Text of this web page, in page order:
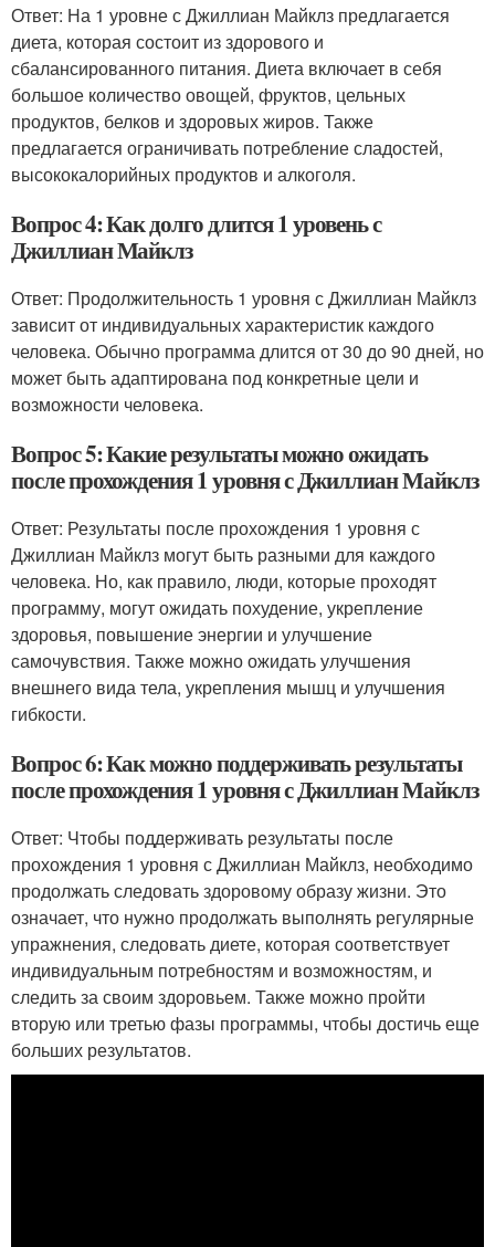
Ответ: На 1 уровне с Джиллиан Майклз предлагается
диета, которая состоит из здорового и
сбалансированного питания. Диета включает в себя
большое количество овощей, фруктов, цельных
продуктов, белков и здоровых жиров. Также
предлагается ограничивать потребление сладостей,
высококалорийных продуктов и алкоголя.
Вопрос 4: Как долго длится 1 уровень с
Джиллиан Майклз
Ответ: Продолжительность 1 уровня с Джиллиан Майклз
зависит от индивидуальных характеристик каждого
человека. Обычно программа длится от 30 до 90 дней, но
может быть адаптирована под конкретные цели и
возможности человека.
Вопрос 5: Какие результаты можно ожидать
после прохождения 1 уровня с Джиллиан Майклз
Ответ: Результаты после прохождения 1 уровня с
Джиллиан Майклз могут быть разными для каждого
человека. Но, как правило, люди, которые проходят
программу, могут ожидать похудение, укрепление
здоровья, повышение энергии и улучшение
самочувствия. Также можно ожидать улучшения
внешнего вида тела, укрепления мышц и улучшения
гибкости.
Вопрос 6: Как можно поддерживать результаты
после прохождения 1 уровня с Джиллиан Майклз
Ответ: Чтобы поддерживать результаты после
прохождения 1 уровня с Джиллиан Майклз, необходимо
продолжать следовать здоровому образу жизни. Это
означает, что нужно продолжать выполнять регулярные
упражнения, следовать диете, которая соответствует
индивидуальным потребностям и возможностям, и
следить за своим здоровьем. Также можно пройти
вторую или третью фазы программы, чтобы достичь еще
больших результатов.